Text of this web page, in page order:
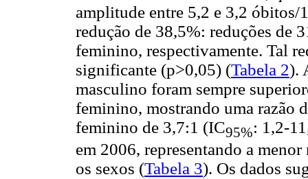
amplitude entre 5,2 e 3,2 óbitos/
redução de 38,5%: reduções de
feminino, respectivamente. Tal
significante (p>0,05) (Tabela 2).
masculino foram sempre
feminino, mostrando uma razão
feminino de 3,7:1 (IC95%: 1,2-
em 2006, representando a
os sexos (Tabela 3). Os dados